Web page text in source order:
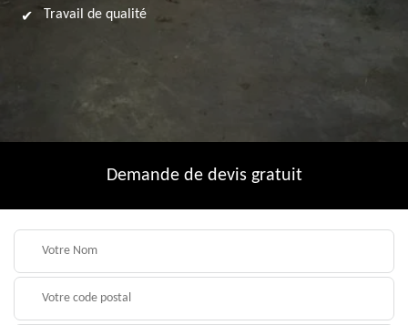
Travail de qualité
Demande de devis gratuit